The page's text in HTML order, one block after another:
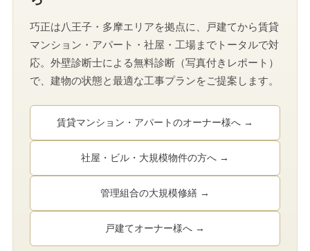
巧正は八王子・多摩エリアを拠点に、戸建てから賃貸
マンション・アパート・社屋・工場までトータルで対
応。外壁診断士による無料診断（写真付きレポート）
で、建物の状態と最適な工事プランをご提案します。
賃貸マンション・アパートのオーナー様へ →
社屋・ビル・大規模物件の方へ →
管理組合の大規模修繕 →
戸建てオーナー様へ →